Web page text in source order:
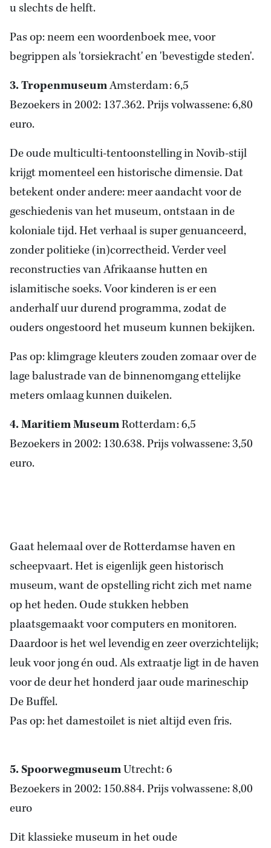
u slechts de helft.
Pas op: neem een woordenboek mee, voor
begrippen als 'torsiekracht' en 'bevestigde steden'.
3. TropenmuseumAmsterdam: 6,5
Bezoekers in 2002: 137.362. Prijs volwassene: 6,80
euro.
De oude multiculti-tentoonstelling in Novib-stijl
krijgt momenteel een historische dimensie. Dat
betekent onder andere: meer aandacht voor de
geschiedenis van het museum, ontstaan in de
koloniale tijd. Het verhaal is super genuanceerd,
zonder politieke (in)correctheid. Verder veel
reconstructies van Afrikaanse hutten en
islamitische soeks. Voor kinderen is er een
anderhalf uur durend programma, zodat de
ouders ongestoord het museum kunnen bekijken.
Pas op: klimgrage kleuters zouden zomaar over de
lage balustrade van de binnenomgang ettelijke
meters omlaag kunnen duikelen.
4. Maritiem MuseumRotterdam: 6,5
Bezoekers in 2002: 130.638. Prijs volwassene: 3,50
euro.
Gaat helemaal over de Rotterdamse haven en
scheepvaart. Het is eigenlijk geen historisch
museum, want de opstelling richt zich met name
op het heden. Oude stukken hebben
plaatsgemaakt voor computers en monitoren.
Daardoor is het wel levendig en zeer overzichtelijk;
leuk voor jong én oud. Als extraatje ligt in de haven
voor de deur het honderd jaar oude marineschip
De Buffel.
Pas op: het damestoilet is niet altijd even fris.
5. SpoorwegmuseumUtrecht: 6
Bezoekers in 2002: 150.884. Prijs volwassene: 8,00
euro
Dit klassieke museum in het oude